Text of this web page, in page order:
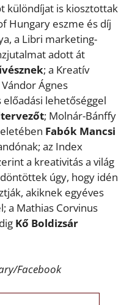
különdíjat is kiosztottak
Hungary eszme és díj
a Libri marketing-
adott át
; a Kreatív
Ágnes
lehetőséggel
; Molnár-Bánffy
Fabók Mancsi
az Index
a kreativitás a világ
úgy, hogy idén
akiknek egyéves
a Mathias Corvinus
Kő Boldizsár
Facebook